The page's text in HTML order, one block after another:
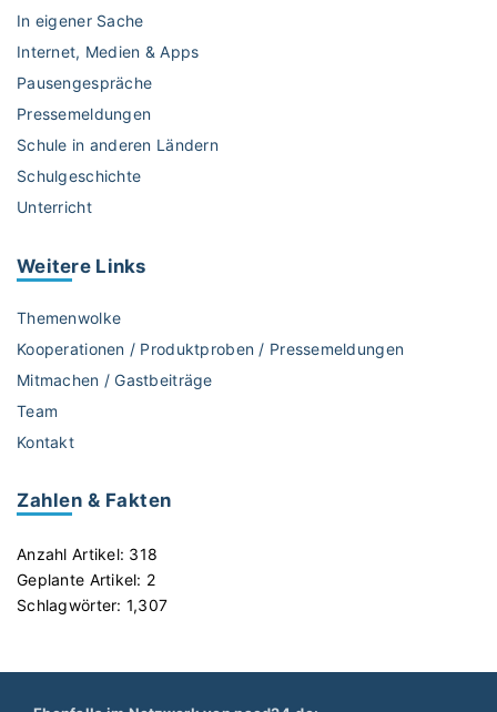
?
"
In eigener Sache
Internet, Medien & Apps
Pausengespräche
Pressemeldungen
Schule in anderen Ländern
Schulgeschichte
Unterricht
Weitere Links
Themenwolke
Kooperationen / Produktproben / Pressemeldungen
Mitmachen / Gastbeiträge
Team
Kontakt
Zahlen & Fakten
Anzahl Artikel: 318
Geplante Artikel: 2
Schlagwörter: 1,307